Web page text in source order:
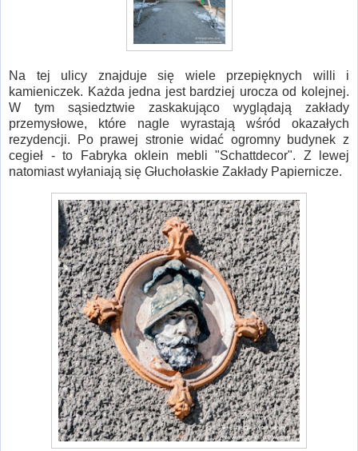
Na tej ulicy znajduje się wiele przepięknych willi i
kamieniczek. Każda jedna jest bardziej urocza od kolejnej.
W tym sąsiedztwie zaskakująco wyglądają zakłady
przemysłowe, które nagle wyrastają wśród okazałych
rezydencji. Po prawej stronie widać ogromny budynek z
cegieł - to Fabryka oklein mebli "Schattdecor". Z lewej
natomiast wyłaniają się Głuchołaskie Zakłady Papiernicze.